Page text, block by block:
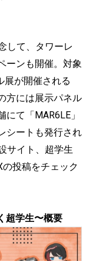
して、タワーレ
ーンも開催。対象
展が開催される
方には展示パネル
て「MAR6LE」
シートも発行され
サイト、超学生
投稿をチェック
超学生〜概要